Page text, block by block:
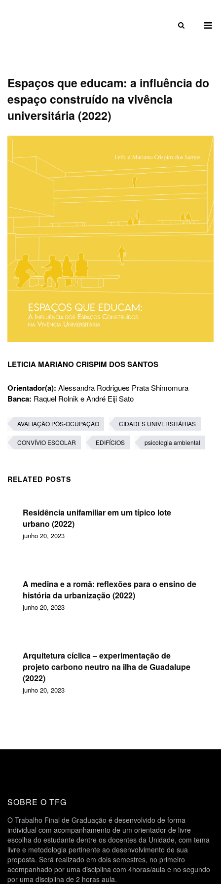
Espaços que educam: a influência do
espaço construído na vivência
universitária (2022)
LETICIA MARIANO CRISPIM DOS SANTOS
Orientador(a): Alessandra Rodrigues Prata Shimomura
Banca: Raquel Rolnik e André Eiji Sato
AVALIAÇÃO PÓS-OCUPAÇÃO CIDADES UNIVERSITÁRIAS
CONVÍVIO ESCOLAR EDIFÍCIOS psicologia ambiental
RELATED POSTS
Residência unifamiliar em um típico lote
urbano (2022)
junho 20, 2023
A medina e a romã: reflexões para o ensino de
história da urbanização (2022)
junho 20, 2023
Arquitetura cíclica – experimentação de
projeto carbono neutro na ilha de Guadalupe
(2022)
junho 20, 2023
SOBRE O TFG
O Trabalho Final de Graduação é desenvolvido de forma
individual com acompanhamento de um orientador de livre
escolha do estudante dentre os docentes da Unidade, com tema
livre e metodologia pertinente ao desenvolvimento de sua
proposta. Será realizado em dois semestres, no primeiro
acompanhado por uma disciplina com 4horas/aula e no segundo
por uma disciplina de 2 horas aula.